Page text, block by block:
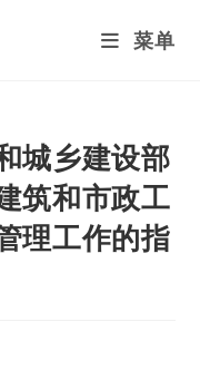
菜单
城乡建设部
筑和市政工
理工作的指